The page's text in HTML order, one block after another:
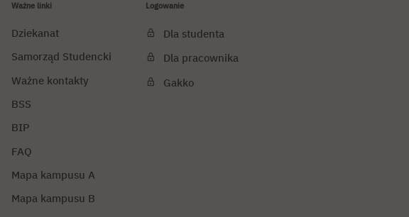
Ważne linki
Dziekanat
Samorząd Studencki
Ważne kontakty
BSS
BIP
FAQ
Mapa kampusu A
Mapa kampusu B
Logowanie
Dla studenta
Dla pracownika
Gakko